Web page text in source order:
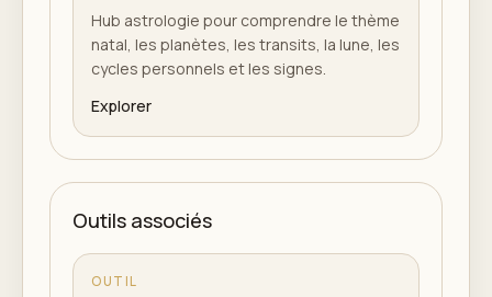
Hub astrologie pour comprendre le thème
natal, les planètes, les transits, la lune, les
cycles personnels et les signes.
Explorer
Outils associés
OUTIL